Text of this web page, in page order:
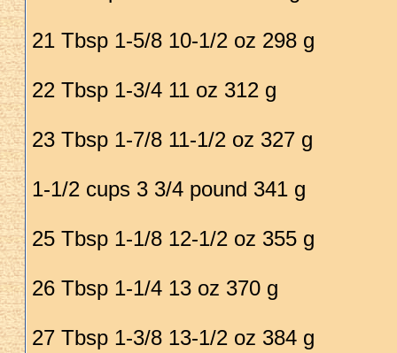
21 Tbsp 1-5/8 10-1/2 oz 298 g
22 Tbsp 1-3/4 11 oz 312 g
23 Tbsp 1-7/8 11-1/2 oz 327 g
1-1/2 cups 3 3/4 pound 341 g
25 Tbsp 1-1/8 12-1/2 oz 355 g
26 Tbsp 1-1/4 13 oz 370 g
27 Tbsp 1-3/8 13-1/2 oz 384 g